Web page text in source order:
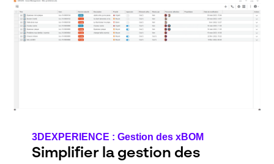
3DEXPERIENCE : Gestion des xBOM
Simplifier la gestion des